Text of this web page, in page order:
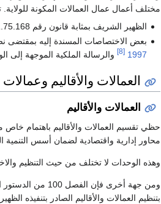
مختلف أعمال عمال العمالات المكونة
الظهير الشريف بمثابة قانون رقم 1.75.168 بتاريخ
بعض الاختصاصات المسندة إليه بمقتضى نصوص أخرى كالقانون رقم 47.96 المتعلق بتنظيم
1997
[8] والرسالة الملكية الموجهة إلى
العمالات والأقاليم
العمالات والأقاليم
حظي تقسيم العمالات والأقاليم باهتمام
محاور إدارية واقتصادية لضمان أسس التنمية
وهذه الوحدات لا تختلف من حيث التنظيم
بتنظيم العمالات والأقاليم الصادر بتنفيذه الظهير الشريف